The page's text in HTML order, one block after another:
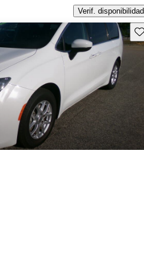
Verif. disponibilidad